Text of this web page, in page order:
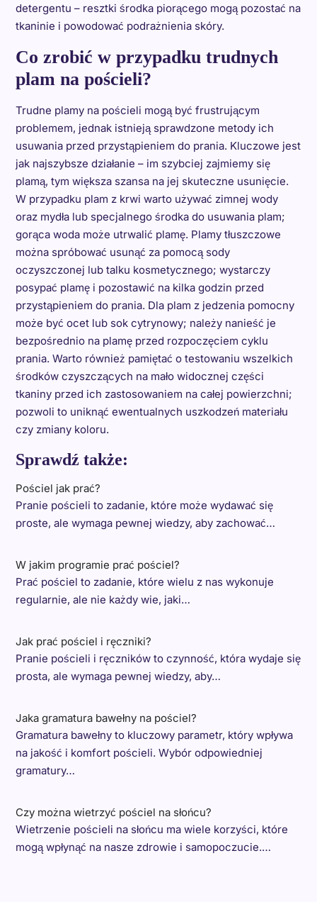
detergentu – resztki środka piorącego mogą pozostać na
tkaninie i powodować podrażnienia skóry.
Co zrobić w przypadku trudnych
plam na pościeli?
Trudne plamy na pościeli mogą być frustrującym
problemem, jednak istnieją sprawdzone metody ich
usuwania przed przystąpieniem do prania. Kluczowe jest
jak najszybsze działanie – im szybciej zajmiemy się
plamą, tym większa szansa na jej skuteczne usunięcie.
W przypadku plam z krwi warto używać zimnej wody
oraz mydła lub specjalnego środka do usuwania plam;
gorąca woda może utrwalić plamę. Plamy tłuszczowe
można spróbować usunąć za pomocą sody
oczyszczonej lub talku kosmetycznego; wystarczy
posypać plamę i pozostawić na kilka godzin przed
przystąpieniem do prania. Dla plam z jedzenia pomocny
może być ocet lub sok cytrynowy; należy nanieść je
bezpośrednio na plamę przed rozpoczęciem cyklu
prania. Warto również pamiętać o testowaniu wszelkich
środków czyszczących na mało widocznej części
tkaniny przed ich zastosowaniem na całej powierzchni;
pozwoli to uniknąć ewentualnych uszkodzeń materiału
czy zmiany koloru.
Sprawdź także:
Pościel jak prać?
Pranie pościeli to zadanie, które może wydawać się
proste, ale wymaga pewnej wiedzy, aby zachować…
W jakim programie prać pościel?
Prać pościel to zadanie, które wielu z nas wykonuje
regularnie, ale nie każdy wie, jaki…
Jak prać pościel i ręczniki?
Pranie pościeli i ręczników to czynność, która wydaje się
prosta, ale wymaga pewnej wiedzy, aby…
Jaka gramatura bawełny na pościel?
Gramatura bawełny to kluczowy parametr, który wpływa
na jakość i komfort pościeli. Wybór odpowiedniej
gramatury…
Czy można wietrzyć pościel na słońcu?
Wietrzenie pościeli na słońcu ma wiele korzyści, które
mogą wpłynąć na nasze zdrowie i samopoczucie.…